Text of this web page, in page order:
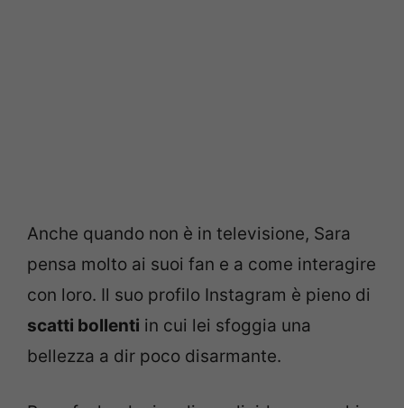
Anche quando non è in televisione, Sara
pensa molto ai suoi fan e a come interagire
con loro. Il suo profilo Instagram è pieno di
scatti bollenti in cui lei sfoggia una
bellezza a dir poco disarmante.